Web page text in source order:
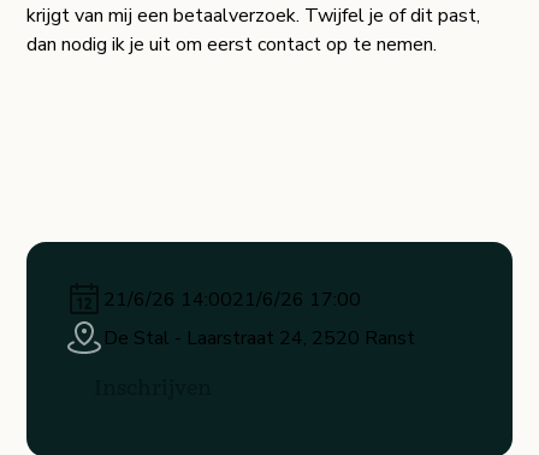
krijgt van mij een betaalverzoek. Twijfel je of dit past,
dan nodig ik je uit om eerst contact op te nemen.
21/6/26 14:0021/6/26 17:00
De Stal - Laarstraat 24, 2520 Ranst​